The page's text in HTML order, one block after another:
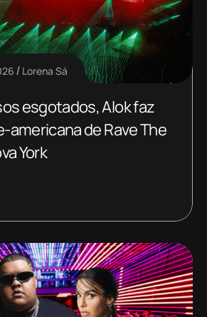
Lorena Sá
esgotados, Alok faz
americana de Rave The
York